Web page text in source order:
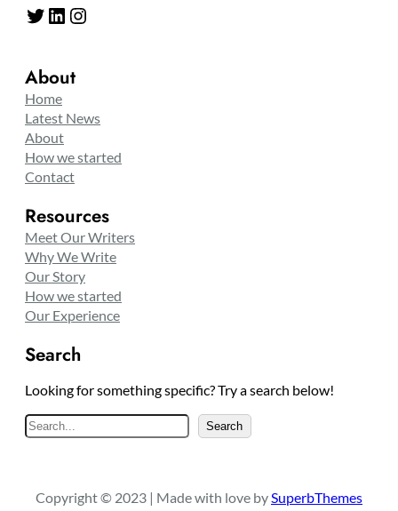
Twitter LinkedIn Instagram
About
Home
Latest News
About
How we started
Contact
Resources
Meet Our Writers
Why We Write
Our Story
How we started
Our Experience
Search
Looking for something specific? Try a search below!
e
c
Search
Copyright © 2023 | Made with love bySuperbThemes